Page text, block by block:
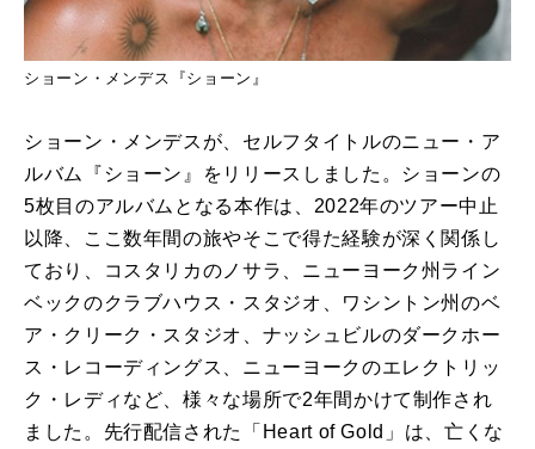
ショーン・メンデス『ショーン』
ショーン・メンデスが、セルフタイトルのニュー・ア
ルバム『ショーン』をリリースしました。ショーンの
5枚目のアルバムとなる本作は、2022年のツアー中止
以降、ここ数年間の旅やそこで得た経験が深く関係し
ており、コスタリカのノサラ、ニューヨーク州ライン
ベックのクラブハウス・スタジオ、ワシントン州のベ
ア・クリーク・スタジオ、ナッシュビルのダークホー
ス・レコーディングス、ニューヨークのエレクトリッ
ク・レディなど、様々な場所で2年間かけて制作され
ました。先行配信された「Heart of Gold」は、亡くな